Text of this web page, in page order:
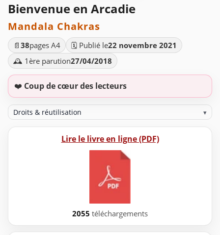
Bienvenue en Arcadie
Mandala Chakras
📄 38pages A4 🗓️ Publié le22 novembre 2021
🕰️ 1ère parution27/04/2018
❤️ Coup de cœur des lecteurs
Droits & réutilisation ▾
Lire le livre en ligne (PDF)
2055 téléchargements